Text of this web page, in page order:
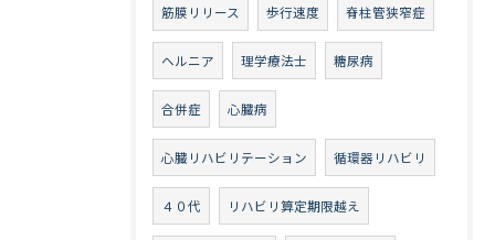
筋膜リリース 歩行速度 脊柱管狭窄症
ヘルニア 理学療法士 糖尿病
合併症 心臓病
心臓リハビリテーション 循環器リハビリ
４０代 リハビリ算定期限越え